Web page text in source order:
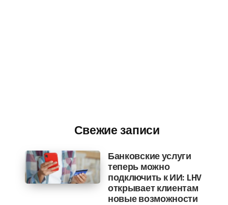
Свежие записи
Банковские услуги
теперь можно
подключить к ИИ: LHV
открывает клиентам
новые возможности